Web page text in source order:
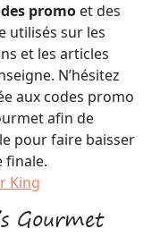
promo et des
utilisés sur les
et les articles
N’hésitez
aux codes promo
afin de
pour faire baisser
finale.
King
Gourmet